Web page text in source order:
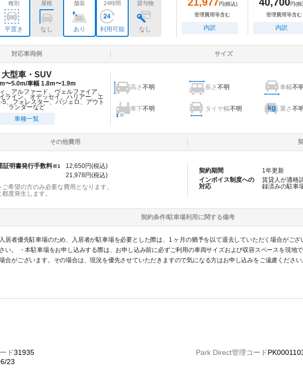
種別
平置き
屋根
なし
舗装
あり
24時間
利用可能
貸与物
なし
円(税込)
管理費用等含む
内訳
円(税
管理費用等含む
内訳
対応車両例 サイズ
大型車・SUV
〜5.0m/車幅 1.8m〜1.9m
、アルファード、ヴェルファイア、
ライン、オデッセイ、ハリアー、エ
5、フォレスター、パジェロ、アウト
ランダーなど
車種一覧
高さ不明 長さ不明 車幅不明
車下不明 タイヤ幅不明 重さ不明
その他費用
証明書発行手数料※1 12,650円(税込)
21,978円(税込)
希望の方のみ必要な費用となります。
度発生します。
契約期間 1年更新
インボイス制度への
対応
賃貸人が適格
録済みの駐車
契約条件/駐車場利用に関する備考
居者優先駐車場のため、入居者が駐車場を必要とした際は、1 ヶ月の猶予を以て退去していただく場合がご
い。 ・本駐車場をお申し込みする際は、お申し込み前に必ずご利用の車両サイズおよび収容スペースを現地
合がございます。その場合は、現況を優先させていただきますので気になる方はお申し込みをご遠慮くださ
ド31935 Park Direct管理コード
23